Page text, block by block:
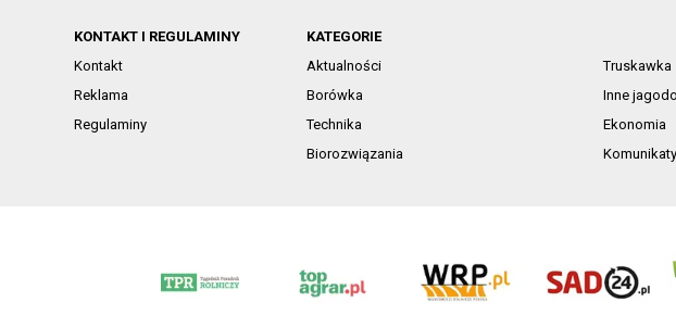
KONTAKT I REGULAMINY
Kontakt
Reklama
Regulaminy
KATEGORIE
Aktualności
Truskawka
Borówka
Inne
Technika
Ekonomia
Biorozwiązania